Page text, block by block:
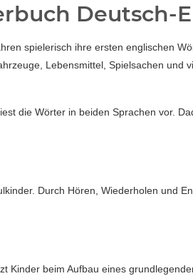
Deutsch-
spielerisch ihre ersten englischen
Lebensmittel, Spielsachen und
die Wörter in beiden Sprachen vor.
Durch Hören, Wiederholen und
Kinder beim Aufbau eines